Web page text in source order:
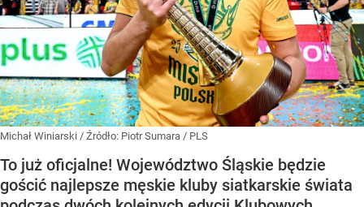
Michał Winiarski / Źródło: Piotr Sumara / PLS
To już oficjalne! Województwo Śląskie będzie
gościć najlepsze męskie kluby siatkarskie świata